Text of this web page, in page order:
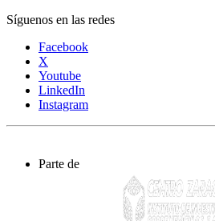
Síguenos en las redes
Facebook
X
Youtube
LinkedIn
Instagram
Parte de